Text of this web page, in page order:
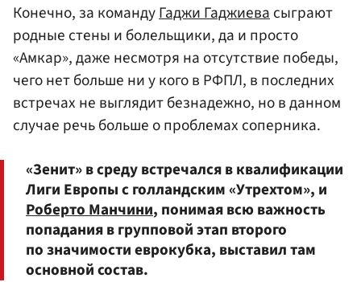
Конечно, за командуГаджи Гаджиевасыграют
родные стены и болельщики, да и просто
«Амкар», даже несмотря на отсутствие победы,
чего нет больше ни у кого в РФПЛ, в последних
встречах не выглядит безнадежно, но в данном
случае речь больше о проблемах соперника.
«Зенит» в среду встречался в квалификации
Лиги Европы с голландским «Утрехтом», и
Роберто Манчини, понимая всю важность
попадания в групповой этап второго
по значимости еврокубка, выставил там
основной состав.